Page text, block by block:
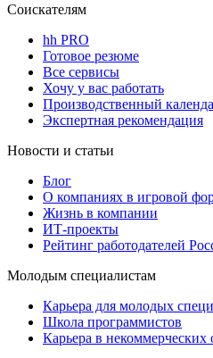
Соискателям
hh PRO
Готовое резюме
Все сервисы
Хочу у вас работать
Производственный
Экспертная рекомендация
Новости и статьи
Блог
О компаниях в игровой
Жизнь в компании
ИТ-проекты
Рейтинг работодателей
Молодым специалистам
Карьера для молодых
Школа программистов
Карьера в некоммерческих